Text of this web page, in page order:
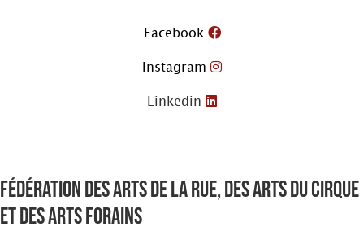
Facebook
Instagram
Linkedin
Fédération des arts de la rue, des arts du cirque
et des arts forains